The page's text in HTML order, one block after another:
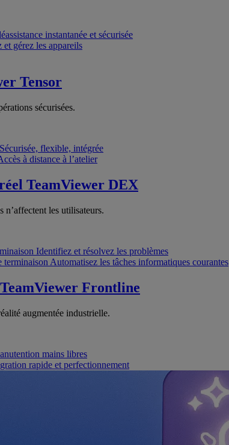
instantanée et sécurisée
et gérez les appareils
Tensor
sécurisées.
Sécurisée, flexible, intégrée
à distance à l’atelier
TeamViewer DEX
n’affectent les utilisateurs.
Identifiez et résolvez les problèmes
terminaison Automatisez les tâches informatiques courantes
TeamViewer Frontline
augmentée industrielle.
mains libres
rapide et perfectionnement